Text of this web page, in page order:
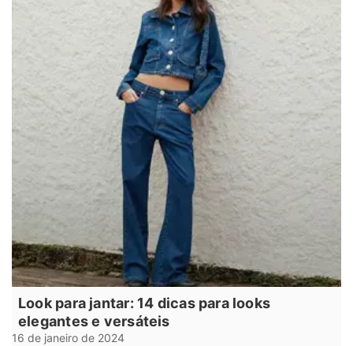
Look para jantar: 14 dicas para looks
elegantes e versáteis
16 de janeiro de 2024